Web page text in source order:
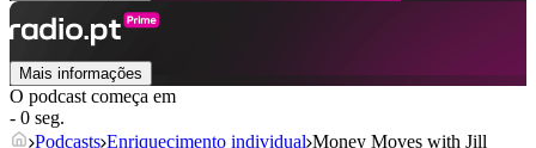
Mais informações
O podcast começa em
- 0 seg.
Podcasts Enriquecimento individual Money Moves with Jill